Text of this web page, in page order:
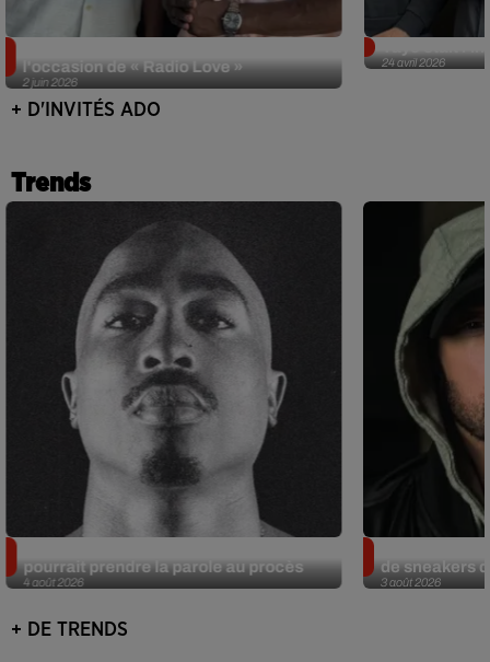
2 juin 2026
l'occasion de « Radio Love »
24 avril 2026
+ D'INVITÉS ADO
Trends
4 août 2026
pourrait prendre la parole au procès
3 août 2026
de sneakers
+ DE TRENDS